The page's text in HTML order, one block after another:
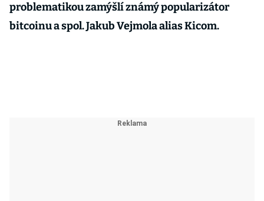
problematikou zamýšlí známý popularizátor
bitcoinu a spol. Jakub Vejmola alias Kicom.